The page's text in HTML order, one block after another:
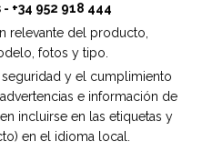
- +34 952 918 444
relevante del producto,
fotos y tipo.
y el cumplimiento
e información de
incluirse en las etiquetas y
en el idioma local.